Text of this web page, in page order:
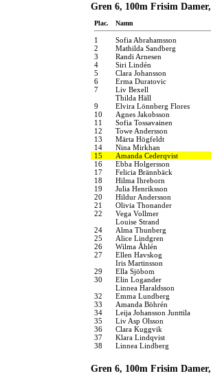
Gren 6, 100m Frisim
Plac. Namn
1 Sofia Abrahamsson
2
Mathilda Sandberg
3
Randi Arnesen
4
Siri Lindén
5
Clara Johansson
6
Erma Duratovic
7
Liv Bexell
Thilda Häll
9
Elvira Lönnberg Flores
10
Agnes Jakobsson
11
Sofia Tossavainen
12
Towe Andersson
13
Märta Högfeldt
14
Nina Mirkhan
15
Amanda Cederqvist
16
Ebba Holgersson
17
Felicia Brännbäck
18
Hilma Ihreborn
19
Julia Henriksson
20
Hildur Andersson
21
Olivia Thonander
22
Vega Vollmer
Louise Strand
24
Alma Thunberg
25
Alice Lindgren
26
Wilma Åhlén
27
Ellen Havskog
Iris Martinsson
29
Ella Sjöbom
30
Elin Logander
Linnea Haraldsson
32
Emma Lundberg
33
Amanda Böhrén
34
Leija Johansson Junttila
35
Liv Asp Olsson
36
Clara Kuggvik
37
Klara Lindqvist
38
Linnea Lindberg
Gren 6, 100m Frisim